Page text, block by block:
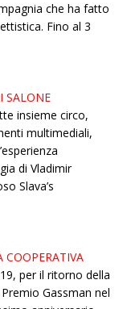
che ha fatto
Fino al 3
SALONE
insieme circo,
multimediali,
di Vladimir
Slava’s
COOPERATIVA
per il ritorno della
Gassman nel